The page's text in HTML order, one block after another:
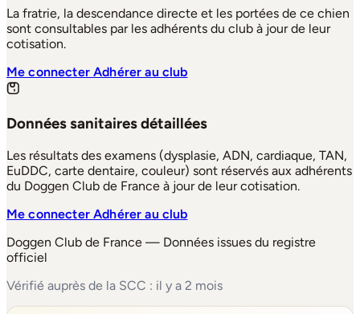
La fratrie, la descendance directe et les portées de ce chien
sont consultables par les adhérents du club à jour de leur
cotisation.
Me connecterAdhérer au club
Données sanitaires détaillées
Les résultats des examens (dysplasie, ADN, cardiaque, TAN,
EuDDC, carte dentaire, couleur) sont réservés aux adhérents
du Doggen Club de France à jour de leur cotisation.
Me connecterAdhérer au club
Doggen Club de France — Données issues du registre
officiel
Vérifié auprès de la SCC : il y a 2 mois